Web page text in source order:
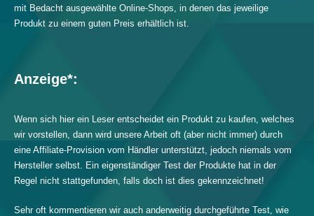
mit Bedacht ausgewählte Online-Shops, in denen das jeweilige
Produkt zu einem guten Preis erhältlich ist.
Anzeige*:
Wenn sich hier ein Leser entscheidet ein Produkt zu kaufen, welches
wir vorstellen, dann wird unsere Arbeit oft (aber nicht immer) durch
eine Affiliate-Provision vom Händler unterstützt, jedoch niemals vom
Hersteller selbst. Ein eigenständiger Test der Produkte hat in der
Regel nicht stattgefunden, falls doch ist dies gekennzeichnet!
Sehr oft kommentieren wir auch anderweitig durchgeführte Test, wie